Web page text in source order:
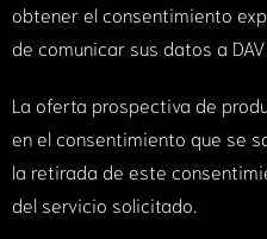
obtener el consentimiento
de comunicar sus datos a
La oferta prospectiva de
en el consentimiento que se
la retirada de este
del servicio solicitado.